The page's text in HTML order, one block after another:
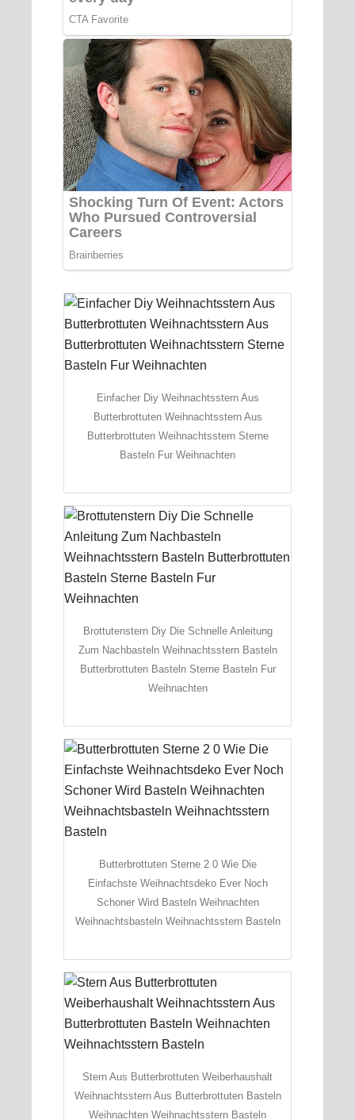
Einfacher Diy Weihnachtsstern Aus
Butterbrottuten Weihnachtsstern Aus
Butterbrottuten Weihnachtsstern Sterne
Basteln Fur Weihnachten
Brottutenstern Diy Die Schnelle Anleitung
Zum Nachbasteln Weihnachtsstern Basteln
Butterbrottuten Basteln Sterne Basteln Fur
Weihnachten
Butterbrottuten Sterne 2 0 Wie Die
Einfachste Weihnachtsdeko Ever Noch
Schoner Wird Basteln Weihnachten
Weihnachtsbasteln Weihnachtsstern Basteln
Stern Aus Butterbrottuten Weiberhaushalt
Weihnachtsstern Aus Butterbrottuten Basteln
Weihnachten Weihnachtsstern Basteln